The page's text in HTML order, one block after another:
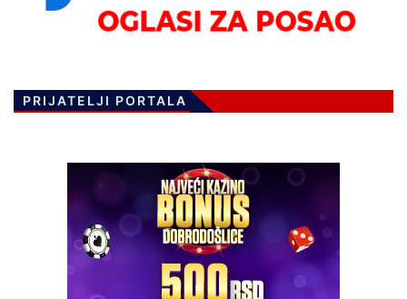
PRIJATELJI PORTALA